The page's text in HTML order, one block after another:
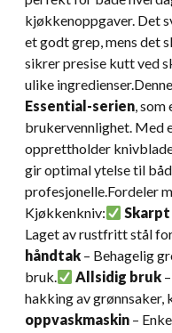
kjøkkenoppgaver. Det
et godt grep, mens det
sikrer presise kutt ved
ulike
Essential-serien,
brukervennlighet. Med
opprettholder
gir optimal ytelse til
profesjonelle.Fordeler
Kjøkkenkniv:
Laget av rustfritt stål
håndtak – Behagelig
bruk.
Allsidig bruk
hakking av grønnsaker,
oppvaskmaskin –